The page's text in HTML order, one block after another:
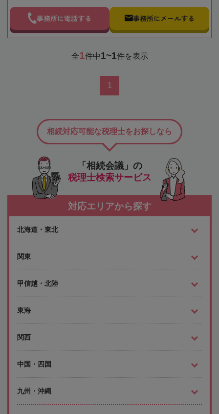
事務所に電話する 事務所にメールする
全1件中1~1件を表示
1
「相続会議」の
税理士検索サービス
相続対応可能な税理士をお探しなら
対応エリアから探す
北海道・東北
関東
甲信越・北陸
東海
関西
中国・四国
九州・沖縄